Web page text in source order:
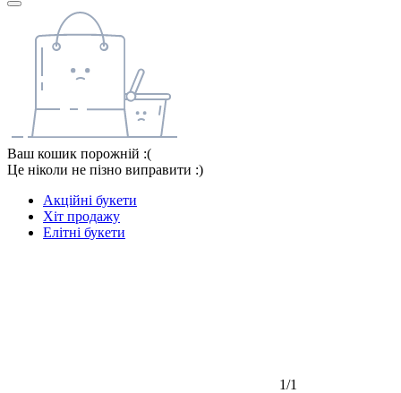
Ваш кошик порожній :(
Це ніколи не пізно виправити :)
Акційні букети
Хіт продажу
Елітні букети
1/1